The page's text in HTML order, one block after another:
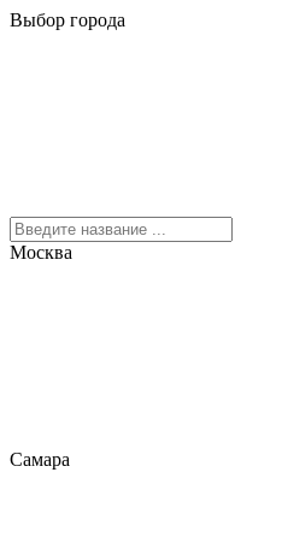
Выбор города
Москва
Самара